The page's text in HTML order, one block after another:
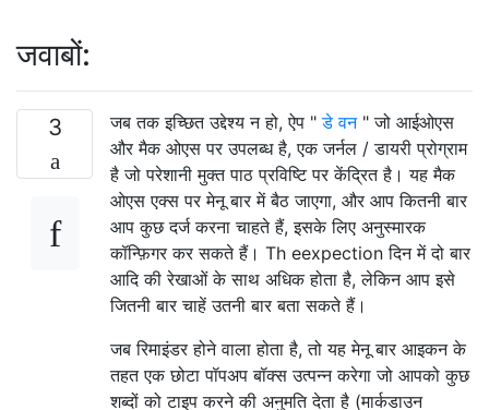
जवाबों:
3 जब तक इच्छित उद्देश्य न हो, ऐप "डे वन" जो आईओएस
और मैक ओएस पर उपलब्ध है, एक जर्नल / डायरी प्रोग्राम
है जो परेशानी मुक्त पाठ प्रविष्टि पर केंद्रित है। यह मैक
ओएस एक्स पर मेनू बार में बैठ जाएगा, और आप कितनी बार
आप कुछ दर्ज करना चाहते हैं, इसके लिए अनुस्मारक
कॉन्फ़िगर कर सकते हैं। Th eexpection दिन में दो बार
आदि की रेखाओं के साथ अधिक होता है, लेकिन आप इसे
जितनी बार चाहें उतनी बार बता सकते हैं।
जब रिमाइंडर होने वाला होता है, तो यह मेनू बार आइकन के
तहत एक छोटा पॉपअप बॉक्स उत्पन्न करेगा जो आपको कुछ
शब्दों को टाइप करने की अनुमति देता है (मार्कडाउन